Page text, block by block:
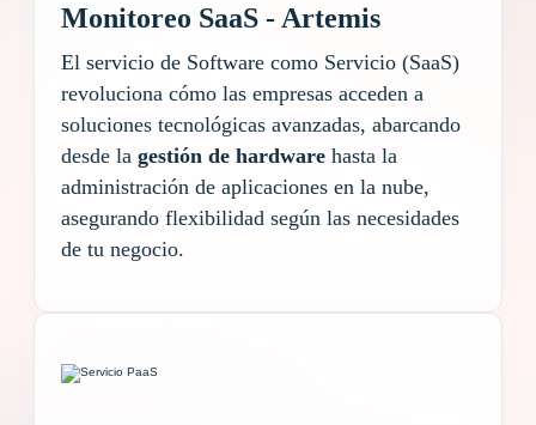
Monitoreo SaaS - Artemis
El servicio de Software como Servicio (SaaS)
revoluciona cómo las empresas acceden a
soluciones tecnológicas avanzadas, abarcando
desde la gestión de hardware hasta la
administración de aplicaciones en la nube,
asegurando flexibilidad según las necesidades
de tu negocio.